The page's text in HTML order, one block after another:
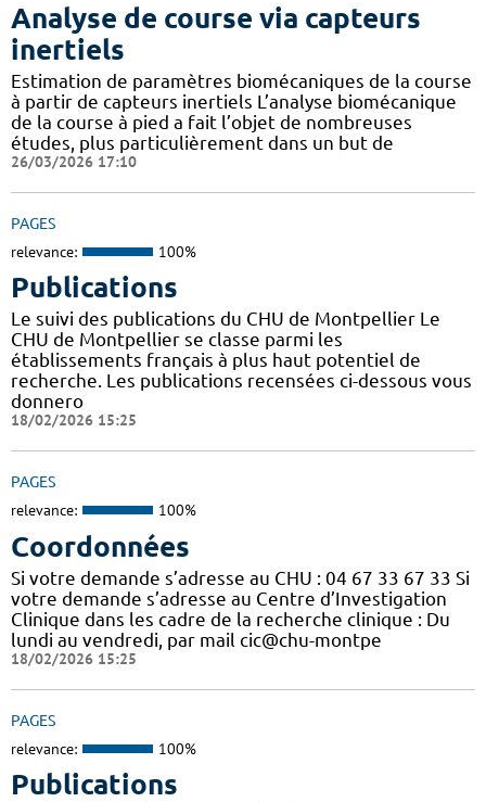
Analyse de course via capteurs
inertiels
Estimation de paramètres biomécaniques de la course
à partir de capteurs inertiels L’analyse biomécanique
de la course à pied a fait l’objet de nombreuses
études, plus particulièrement dans un but de
26/03/2026 17:10
PAGES
relevance: 100%
Publications
Le suivi des publications du CHU de Montpellier Le
CHU de Montpellier se classe parmi les
établissements français à plus haut potentiel de
recherche. Les publications recensées ci-dessous vous
donnero
18/02/2026 15:25
PAGES
relevance: 100%
Coordonnées
Si votre demande s’adresse au CHU : 04 67 33 67 33 Si
votre demande s’adresse au Centre d’Investigation
Clinique dans les cadre de la recherche clinique : Du
lundi au vendredi, par mail cic@chu-montpe
18/02/2026 15:25
PAGES
relevance: 100%
Publications